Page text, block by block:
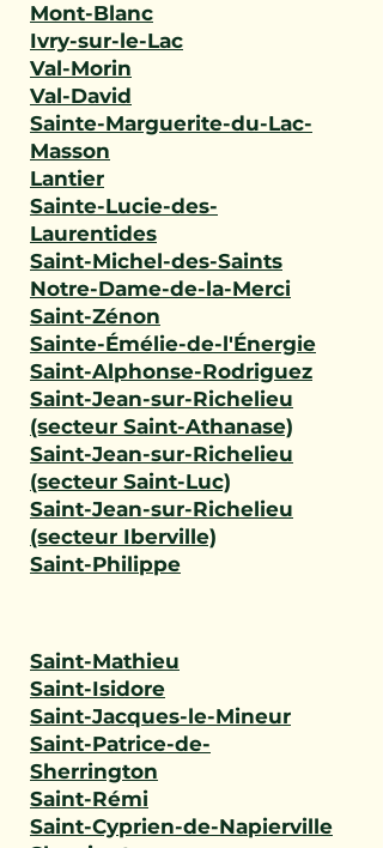
Mont-Blanc
Ivry-sur-le-Lac
Val-Morin
Val-David
Sainte-Marguerite-du-Lac-
Masson
Lantier
Sainte-Lucie-des-
Laurentides
Saint-Michel-des-Saints
Notre-Dame-de-la-Merci
Saint-Zénon
Sainte-Émélie-de-l'Énergie
Saint-Alphonse-Rodriguez
Saint-Jean-sur-Richelieu
(secteur Saint-Athanase)
Saint-Jean-sur-Richelieu
(secteur Saint-Luc)
Saint-Jean-sur-Richelieu
(secteur Iberville)
Saint-Philippe
Saint-Mathieu
Saint-Isidore
Saint-Jacques-le-Mineur
Saint-Patrice-de-
Sherrington
Saint-Rémi
Saint-Cyprien-de-Napierville